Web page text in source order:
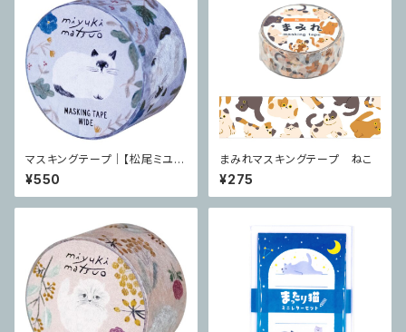
マスキングテープ｜【松尾ミユ
キ】 cat 25mm Repos
¥550
まみれマスキングテープ ねこ
¥275